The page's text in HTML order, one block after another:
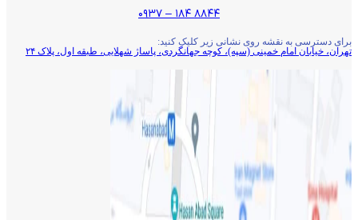
۸۸۴۴ ۱۸۴ – ۰۹۳۷
برای دسترسی به نقشه روی نشانی زیر کلیک کنید:
تهران، خیابان امام خمینی (سپه)، کوچه جهانگردی،‌ پاساژ شهلایی، طبقه اول، پلاک ۲۴